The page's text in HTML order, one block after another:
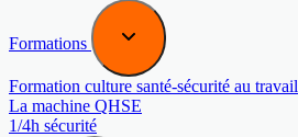
Formations
Formation culture santé-sécurité au travail
La machine QHSE
1/4h sécurité